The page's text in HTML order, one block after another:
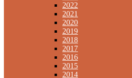
2022
2021
2020
2019
2018
2017
2016
2015
2014